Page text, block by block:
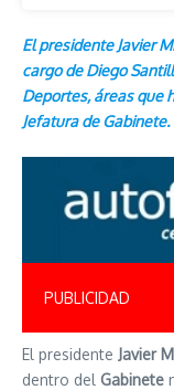
El presidente Javier
cargo de Diego
Deportes, áreas que
Jefatura de Gabinete.
PUBLICIDAD
El presidente Javier
dentro del Gabinete